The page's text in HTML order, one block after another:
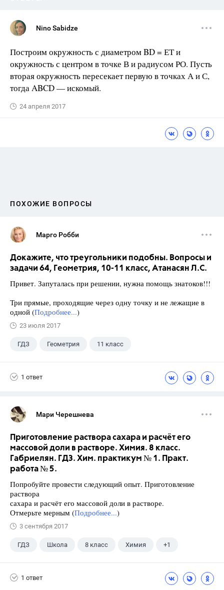
Nino Sabidze
Построим окружность с диаметром BD = ЕТ и
окружность с центром в точке В и радиусом РО. Пусть
вторая окружность пересекает первую в точках А и С,
тогда ABCD — искомый.
24 апреля 2017
ПОХОЖИЕ ВОПРОСЫ
Марго Робби
Докажите, что треугольники подобны. Вопросы и
задачи 64, Геометрия, 10-11 класс, Атанасян Л.С.
Привет. Запуталась при решении, нужна помощь знатоков!!!
Три прямые, проходящие через одну точку и не лежащие в
одной (Подробнее...)
23 июля 2017
ГДЗ Геометрия 11 класс
1 ответ
Мари Черешнева
Приготовление раствора сахара и расчёт его
массовой доли в растворе. Химия. 8 класс.
Габриелян. ГДЗ. Хим. практикум № 1. Практ.
работа № 5.
Попробуйте провести следующий опыт. Приготовление
раствора
сахара и расчёт его массовой доли в растворе.
Отмерьте мерным (Подробнее...)
3 сентября 2017
ГДЗ Школа 8 класс Химия +1
1 ответ